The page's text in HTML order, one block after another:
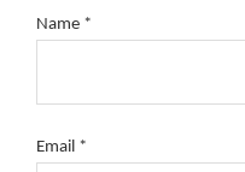
Name *
Email *